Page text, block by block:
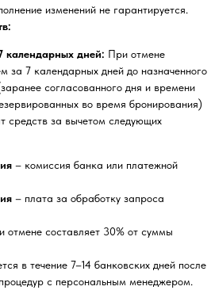
изменений не гарантируется.
календарных дней: При отмене
за 7 календарных дней до назначенного
согласованного дня и времени
во время бронирования)
средств за вычетом следующих
– комиссия банка или платежной
– плата за обработку запроса
составляет 30% от суммы
в течение 7–14 банковских дней после
с персональным менеджером.